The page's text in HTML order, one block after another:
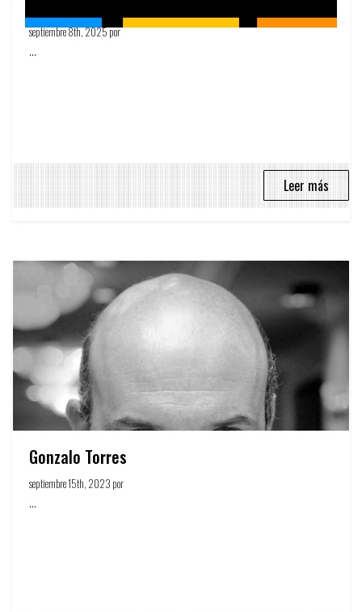
septiembre 8th, 2025 porCirculo Publicitario
...
Leer más
Gonzalo Torres
septiembre 15th, 2023 por
...